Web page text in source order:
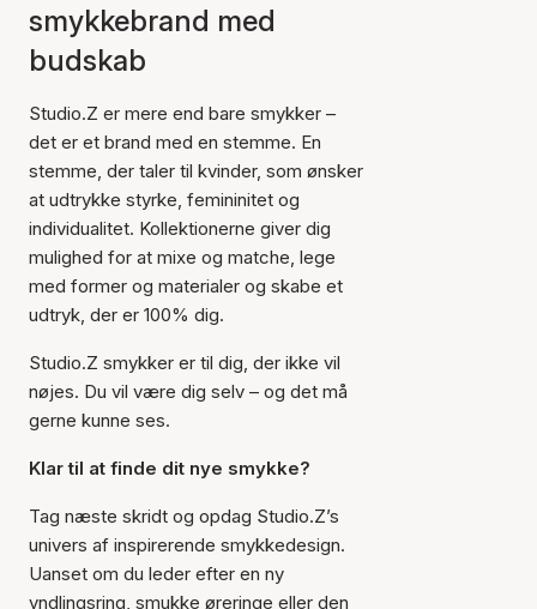
smykkebrand med
budskab
Studio.Z er mere end bare smykker –
det er et brand med en stemme. En
stemme, der taler til kvinder, som ønsker
at udtrykke styrke, femininitet og
individualitet. Kollektionerne giver dig
mulighed for at mixe og matche, lege
med former og materialer og skabe et
udtryk, der er 100% dig.
Studio.Z smykker er til dig, der ikke vil
nøjes. Du vil være dig selv – og det må
gerne kunne ses.
Klar til at finde dit nye smykke?
Tag næste skridt og opdag Studio.Z’s
univers af inspirerende smykkedesign.
Uanset om du leder efter en ny
yndlingsring, smukke øreringe eller den